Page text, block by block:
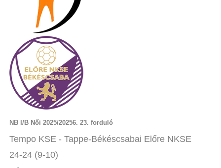
NB I/B Női 2025/20256. 23. forduló
Tempo KSE - Tappe-Békéscsabai Előre NKSE
24-24 (9-10)